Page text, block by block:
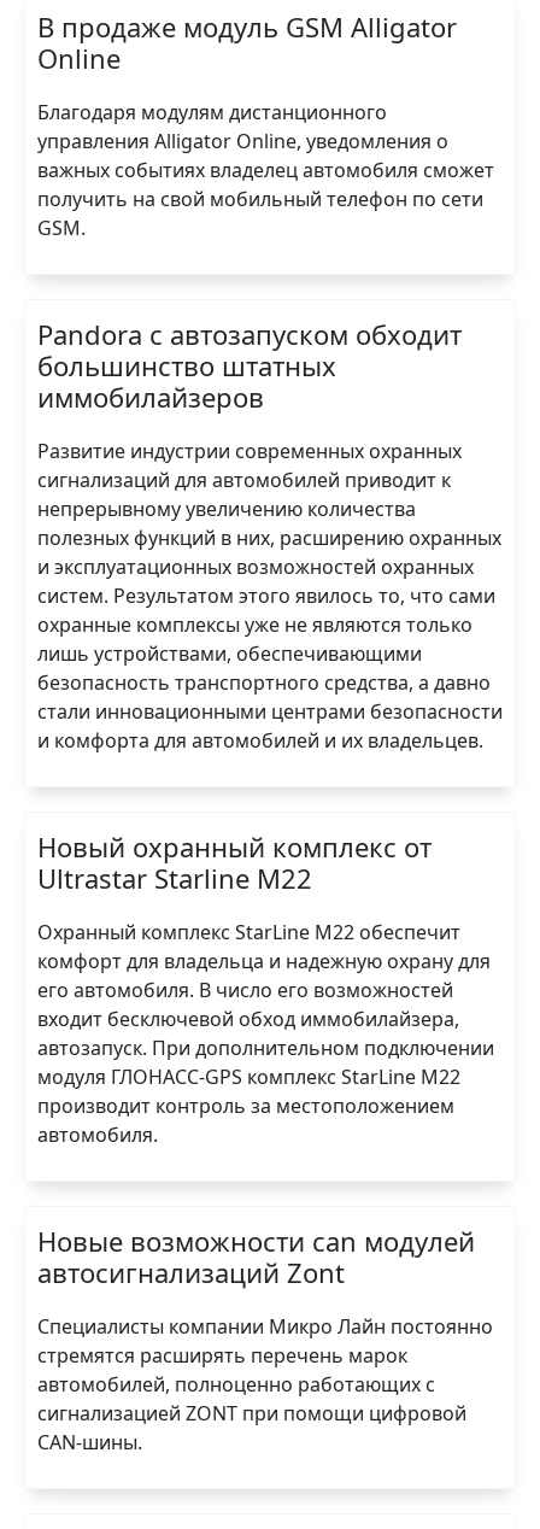
В продаже модуль GSM Alligator
Online
Благодаря модулям дистанционного
управления Alligator Online, уведомления о
важных событиях владелец автомобиля сможет
получить на свой мобильный телефон по сети
GSM.
Pandora с автозапуском обходит
большинство штатных
иммобилайзеров
Развитие индустрии современных охранных
сигнализаций для автомобилей приводит к
непрерывному увеличению количества
полезных функций в них, расширению охранных
и эксплуатационных возможностей охранных
систем. Результатом этого явилось то, что сами
охранные комплексы уже не являются только
лишь устройствами, обеспечивающими
безопасность транспортного средства, а давно
стали инновационными центрами безопасности
и комфорта для автомобилей и их владельцев.
Новый охранный комплекс от
Ultrastar Starline M22
Охранный комплекс StarLine M22 обеспечит
комфорт для владельца и надежную охрану для
его автомобиля. В число его возможностей
входит бесключевой обход иммобилайзера,
автозапуск. При дополнительном подключении
модуля ГЛОНАСС-GPS комплекс StarLine M22
производит контроль за местоположением
автомобиля.
Новые возможности can модулей
автосигнализаций Zont
Специалисты компании Микро Лайн постоянно
стремятся расширять перечень марок
автомобилей, полноценно работающих с
сигнализацией ZONT при помощи цифровой
CAN-шины.